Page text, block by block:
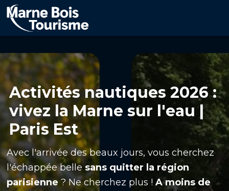
Aller
au
contenu
principal
Activités nautiques 2026 :
vivez la Marne sur l'eau |
Paris Est
Avec l'arrivée des beaux jours, vous cherchez
l'échappée bellesans quitter la région
parisienne ? Ne cherchez plus !A moins de